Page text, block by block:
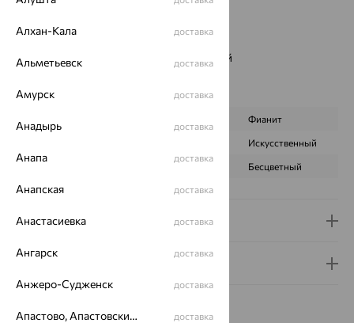
Бренд:MAGIC STONES
Вес металла:
Наименование цвета вставки:
Коричневый
Характеристика вставки:
Фианит
Искусственный
Коричневый Бесцветный
Доставка и оплата
Гарантия и возврат
Алхан-Кала доставка
Альметьевск доставка
Амурск доставка
Анадырь доставка
Анапа доставка
Анапская доставка
Анастасиевка доставка
Ангарск доставка
Анжеро-Судженск доставка
Апастово, Апастовский район доставка